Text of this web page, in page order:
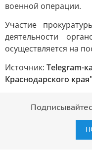
военной операции.
Участие
деятельности
осуществляется на
Источник: Telegram-
Краснодарского края"